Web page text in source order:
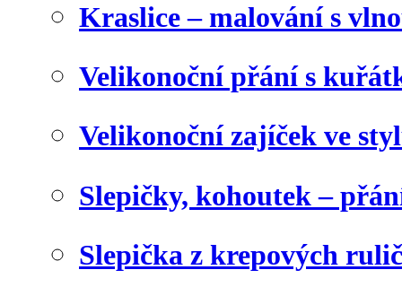
Kraslice – malování s
Velikonoční přání s
Velikonoční zajíček ve
Slepičky, kohoutek –
Slepička z krepových